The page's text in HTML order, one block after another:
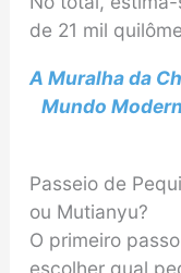
de 21 mil
A Muralha da
Mundo
Passeio de
ou Mutianyu?
O primeiro
escolher qual